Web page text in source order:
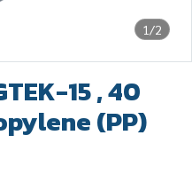
1/2
15 , 40
(PP)